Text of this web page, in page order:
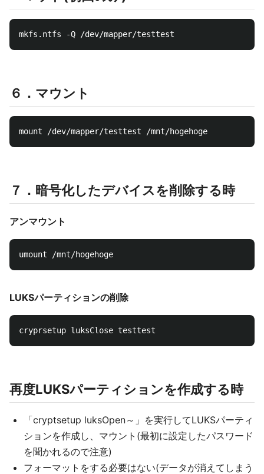
６．マウント
７．暗号化したデバイスを削除する時
アンマウント
LUKSパーティションの削除
再度LUKSパーティションを作成する時
「cryptsetup luksOpen～」を実行してLUKSパーティ
ションを作成し、マウント(最初に設定したパスワード
を聞かれるので注意)
フォーマットをする必要はない(データが消えてしまう